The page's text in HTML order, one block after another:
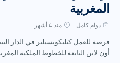
المغربية
دوام كامل منذ 4 أشهر
فرصة للعمل كتليكونسيلير في الدار
أون لاين التابعة للخطوط الملكية